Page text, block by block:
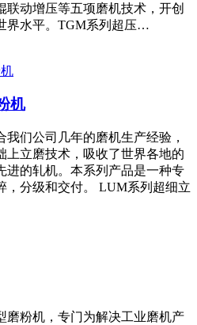
联动增压等五项磨机技术，开创
界水平。TGM系列超压…
机
我们公司几年的磨机生产经验，
上立磨技术，吸收了世界各地的
进的轧机。本系列产品是一种专
，分级和交付。 LUM系列超细立
磨粉机，专门为解决工业磨机产